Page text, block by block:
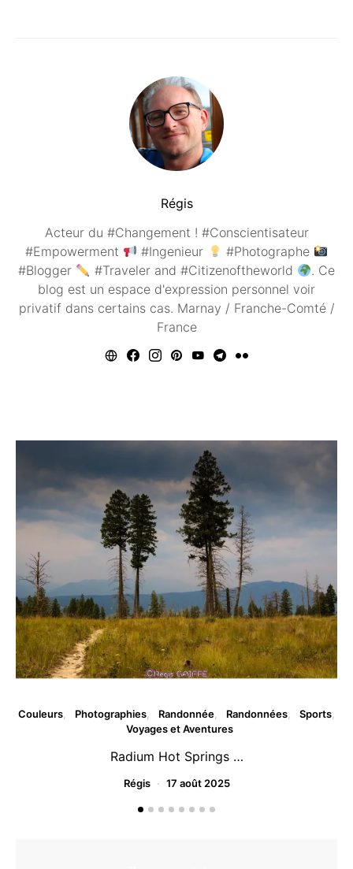
Régis
Acteur du #Changement ! #Conscientisateur
#Empowerment
#Ingenieur
#Photographe
#Blogger
#Traveler and #Citizenoftheworld
. Ce
blog est un espace d'expression personnel voir
privatif dans certains cas. Marnay / Franche-Comté /
France
Couleurs Photographies Randonnée Randonnées
Sports
Voyages et Aventures
Radium Hot Springs …
Régis 17 août 2025